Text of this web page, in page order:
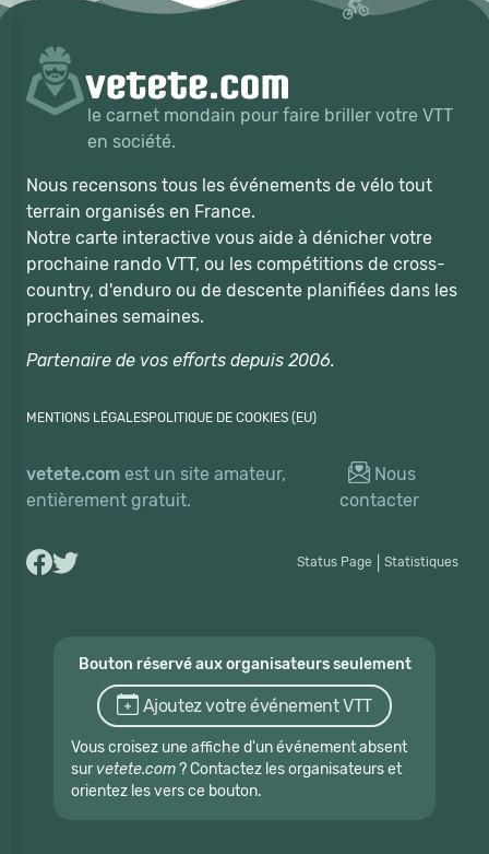
le carnet mondain pour faire briller votre VTT
en société.
Nous recensons tous les événements de vélo tout
terrain organisés en France.
Notre carte interactive vous aide à dénicher votre
prochaine rando VTT, ou les compétitions de cross-
country, d'enduro ou de descente planifiées dans les
prochaines semaines.
Partenaire de vos efforts depuis 2006.
MENTIONS LÉGALESPOLITIQUE DE COOKIES (EU)
vetete.com est un site amateur,
entièrement gratuit.
Nous
contacter
Status Page Statistiques
Bouton réservé aux organisateurs seulement
Ajoutez votre événement VTT
Vous croisez une affiche d'un événement absent
sur vetete.com? Contactez les organisateurs et
orientez les vers ce bouton.